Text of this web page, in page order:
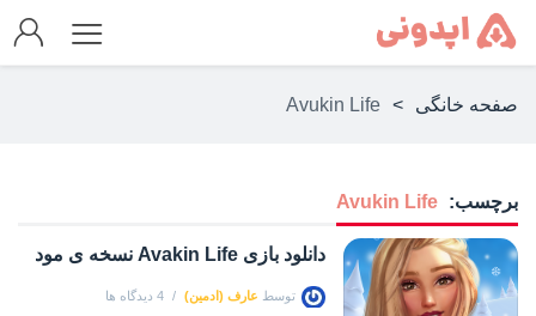
صفحه خانگی >
Avukin Life
برچسب: Avukin Life
دانلود بازی Avakin Life نسخه ی مود
توسط عارف (ادمین) 4 دیدگاه ها